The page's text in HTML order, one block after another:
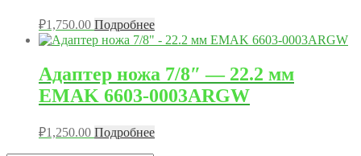
₽1,750.00 Подробнее
Адаптер ножа 7/8″ — 22.2 мм
EMAK 6603-0003ARGW
₽1,250.00 Подробнее